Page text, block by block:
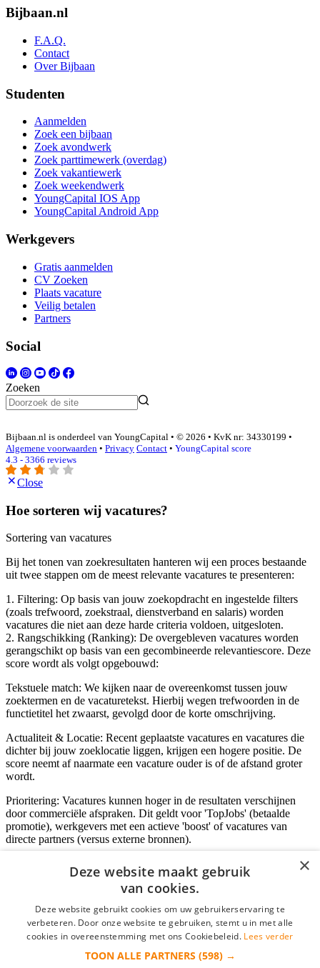
Bijbaan.nl
F.A.Q.
Contact
Over Bijbaan
Studenten
Aanmelden
Zoek een bijbaan
Zoek avondwerk
Zoek parttimewerk (overdag)
Zoek vakantiewerk
Zoek weekendwerk
YoungCapital IOS App
YoungCapital Android App
Werkgevers
Gratis aanmelden
CV Zoeken
Plaats vacature
Veilig betalen
Partners
Social
Zoeken
Bijbaan.nl is onderdeel van YoungCapital • © 2026 • KvK nr: 34330199 •
Algemene voorwaarden • Privacy Contact • YoungCapital score
4.3 - 3366 reviews
Close
Hoe sorteren wij vacatures?
Sortering van vacatures
Bij het tonen van zoekresultaten hanteren wij een proces bestaande
uit twee stappen om de meest relevante vacatures te presenteren:
1. Filtering: Op basis van jouw zoekopdracht en ingestelde filters
(zoals trefwoord, zoekstraal, dienstverband en salaris) worden
vacatures die niet aan deze harde criteria voldoen, uitgesloten.
2. Rangschikking (Ranking): De overgebleven vacatures worden
gerangschikt op basis van een gecombineerde relevantiescore. Deze
score wordt als volgt opgebouwd:
Tekstuele match: We kijken naar de overeenkomst tussen jouw
zoektermen en de vacaturetekst. Hierbij wegen trefwoorden in de
functietitel het zwaarst, gevolgd door de korte omschrijving.
Actualiteit & Locatie: Recent geplaatste vacatures en vacatures die
dichter bij jouw zoeklocatie liggen, krijgen een hogere positie. De
score neemt af naarmate een vacature ouder is of de afstand groter
wordt.
Prioritering: Vacatures kunnen hoger in de resultaten verschijnen
door commerciële afspraken. Dit geldt voor 'TopJobs' (betaalde
promotie), werkgevers met een actieve 'boost' of vacatures van
directe partners (versus externe bronnen).
E-mail*
×
Deze website maakt gebruik
van cookies.
Deze website gebruikt cookies om uw gebruikerservaring te
verbeteren. Door onze website te gebruiken, stemt u in met alle
cookies in overeenstemming met ons Cookiebeleid. Lees verder
TOON ALLE PARTNERS (598) →